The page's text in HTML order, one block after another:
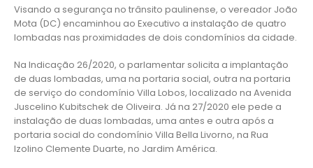
Visando a segurança no trânsito paulinense, o vereador João
Mota (DC) encaminhou ao Executivo a instalação de quatro
lombadas nas proximidades de dois condomínios da cidade.
Na Indicação 26/2020, o parlamentar solicita a implantação
de duas lombadas, uma na portaria social, outra na portaria
de serviço do condomínio Villa Lobos, localizado na Avenida
Juscelino Kubitschek de Oliveira. Já na 27/2020 ele pede a
instalação de duas lombadas, uma antes e outra após a
portaria social do condomínio Villa Bella Livorno, na Rua
Izolino Clemente Duarte, no Jardim América.